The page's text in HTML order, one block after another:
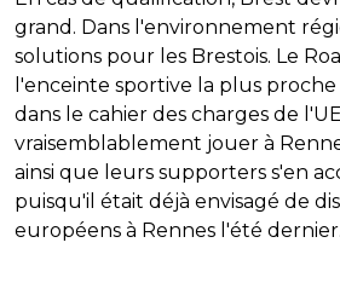
grand. Dans l'environnement
solutions pour les Brestois. Le
l'enceinte sportive la plus
dans le cahier des charges de
vraisemblablement jouer à
ainsi que leurs supporters s'en
puisqu'il était déjà envisagé de
européens à Rennes l'été dernier.